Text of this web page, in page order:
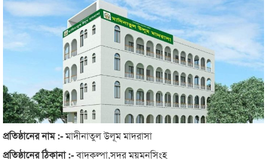
প্রতিষ্ঠানের নাম :-মাদীনাতুল উলূম মাদরাসা
প্রতিষ্ঠানের ঠিকানা :-বাদকল্পা,সদর ময়মনসিংহ